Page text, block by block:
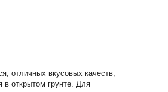
отличных вкусовых качеств,
в открытом грунте. Для